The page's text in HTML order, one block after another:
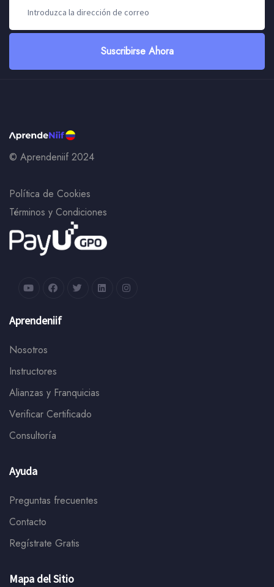
Suscribirse Ahora
© Aprendeniif 2024
Política de Cookies
Términos y Condiciones
Aprendeniif
Nosotros
Instructores
Alianzas y Franquicias
Verificar Certificado
Consultoría
Ayuda
Preguntas frecuentes
Contacto
Regístrate Gratis
Mapa del Sitio